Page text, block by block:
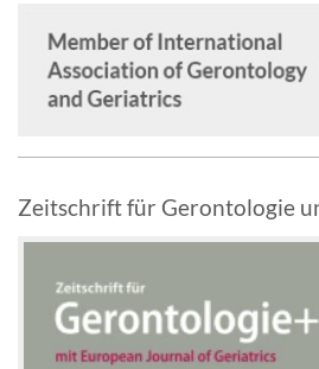
Standortfaktor
Zeitschrift für Gerontologie